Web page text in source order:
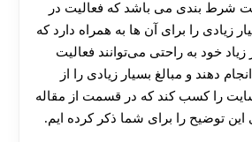
شرط بندی می باشد که فعالیت در
زیادی را برای آن ها به همراه دارد که
خود به راحتی می‌توانند فعالیت
دهند و مبالغ بسیار زیادی را از
را کسب کند که در قسمت از مقاله
این توضیح را برای شما ذکر کرده ایم.